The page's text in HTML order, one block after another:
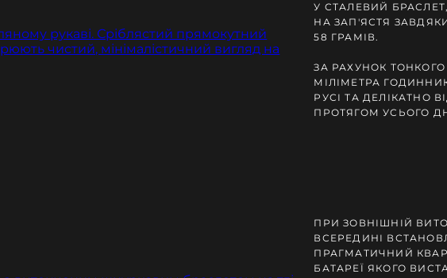
У СТАЛЕВИЙ
НА ЗАП'ЯСТЯ
58 ГРАМІВ.
ЗА РАХУНОК
МІЛІМЕТРА
РУСІ ТА ДЕЛІКАТНО
ПРОТЯГОМ УСЬОГО
ПРИ ЗОВНІШНІЙ
ВСЕРЕДИНІ
ПРАГМАТИЧНИЙ
БАТАРЕЇ ЯКОГО